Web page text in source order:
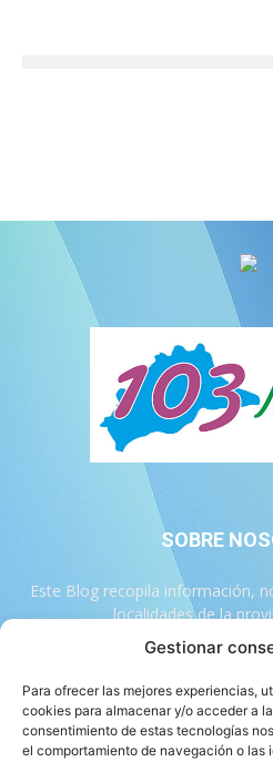
Gestionar
Para ofrecer las mejores experiencias,
cookies para almacenar y/o acceder a
consentimiento de estas tecnologías
el comportamiento de navegación o
SOBRE
Este Blog recopila información,
localidades de la
Contáctanos: